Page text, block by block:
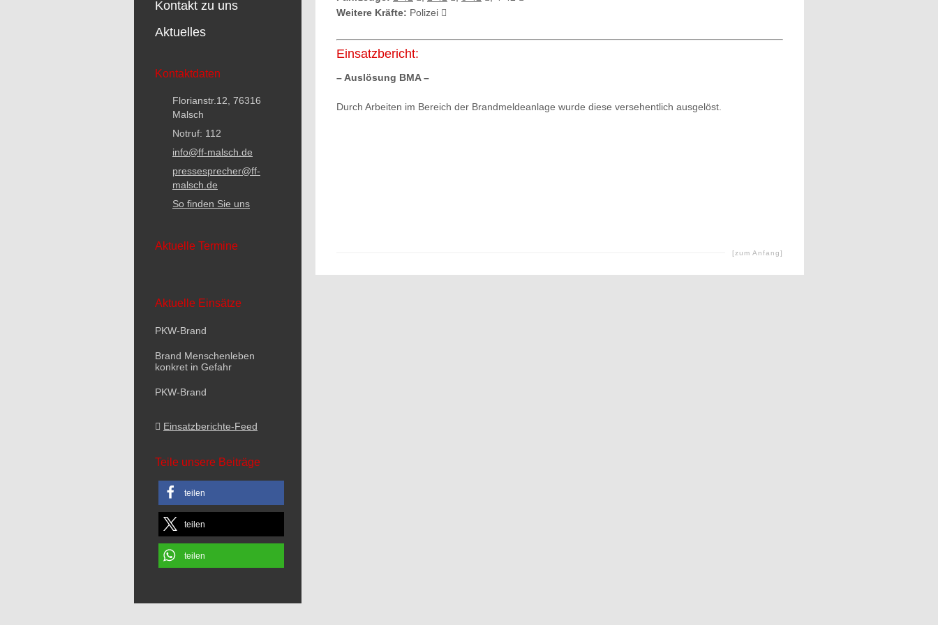
Weitere Kräfte: Polizei
Einsatzbericht:
– Auslösung BMA –
Durch Arbeiten im Bereich der Brandmeldeanlage wurde diese versehentlich ausgelöst.
[zum Anfang]
Kontakt zu uns
Aktuelles
Kontaktdaten
Florianstr.12, 76316
Malsch
Notruf: 112
info@ff-malsch.de
pressesprecher@ff-
malsch.de
So finden Sie uns
Aktuelle Termine
Aktuelle Einsätze
PKW-Brand
Brand Menschenleben
konkret in Gefahr
PKW-Brand
Einsatzberichte-Feed
Teile unsere Beiträge
teilen
teilen
teilen